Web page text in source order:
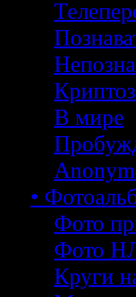
В мире
•
Фото
Фото
Круги